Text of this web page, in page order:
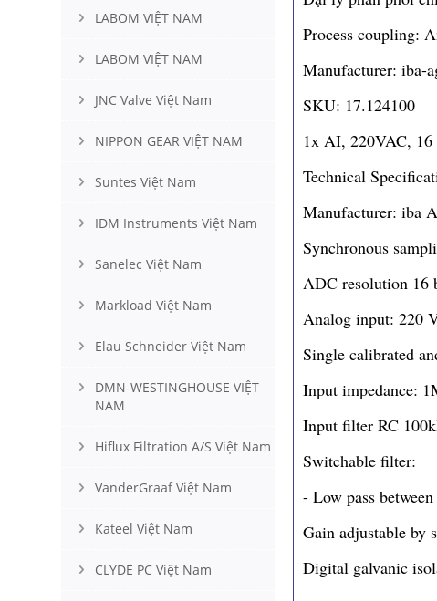
LABOM VIỆT NAM
LABOM VIỆT NAM
JNC Valve Việt Nam
NIPPON GEAR VIỆT NAM
Suntes Việt Nam
IDM Instruments Việt Nam
Sanelec Việt Nam
Markload Việt Nam
Elau Schneider Việt Nam
DMN-WESTINGHOUSE VIỆT
NAM
Hiflux Filtration A/S Việt Nam
VanderGraaf Việt Nam
Kateel Việt Nam
CLYDE PC Việt Nam
Process coupling:
Manufacturer: iba-
SKU: 17.124100
1x AI, 220VAC,
Technical
Manufacturer: iba
Synchronous
ADC resolution 16
Analog input: 220
Single calibrated
Input impedance:
Input filter RC
Switchable filter:
- Low pass
Gain adjustable by
Digital galvanic